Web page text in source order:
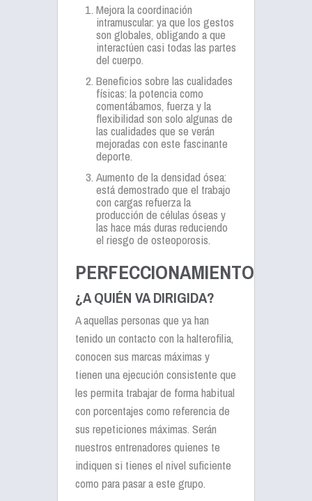
Mejora la coordinación
intramuscular: ya que los gestos
son globales, obligando a que
interactúen casi todas las partes
del cuerpo.
Beneficios sobre las cualidades
físicas: la potencia como
comentábamos, fuerza y la
flexibilidad son solo algunas de
las cualidades que se verán
mejoradas con este fascinante
deporte.
Aumento de la densidad ósea:
está demostrado que el trabajo
con cargas refuerza la
producción de células óseas y
las hace más duras reduciendo
el riesgo de osteoporosis.
PERFECCIONAMIENTO
¿A QUIÉN VA DIRIGIDA?
A aquellas personas que ya han
tenido un contacto con la halterofilia,
conocen sus marcas máximas y
tienen una ejecución consistente que
les permita trabajar de forma habitual
con porcentajes como referencia de
sus repeticiones máximas. Serán
nuestros entrenadores quienes te
indiquen si tienes el nivel suficiente
como para pasar a este grupo.